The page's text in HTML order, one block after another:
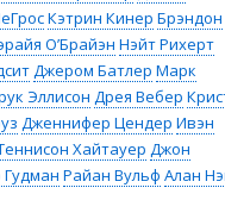
Кэтрин Кинер Брэндон
О’Брайэн Нэйт Рихерт
Джером Батлер Марк
Эллисон Дрея Вебер
Дженнифер Цендер Ивэн
Хайтауер Джон
Гудман Райан Вульф Алан